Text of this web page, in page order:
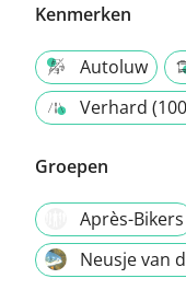
Kenmerken
Autoluw
Verhard
Groepen
Après-Bikers
Neusje van